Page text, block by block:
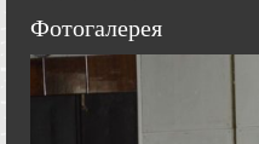
Фотогалерея